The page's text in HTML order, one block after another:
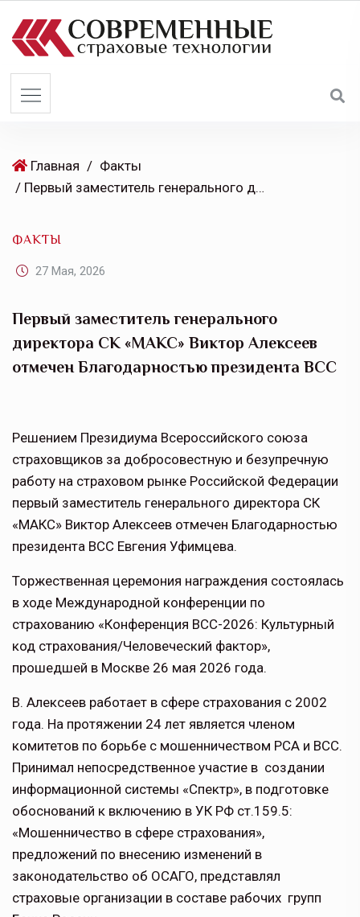
Главная / Факты
/ Первый заместитель генерального директора СК «МАКС» Виктор Алексеев отмечен Благодарностью президента ВСС
ФАКТЫ
27 Мая, 2026
Первый заместитель генерального
директора СК «МАКС» Виктор Алексеев
отмечен Благодарностью президента ВСС
Решением Президиума Всероссийского союза
страховщиков за добросовестную и безупречную
работу на страховом рынке Российской Федерации
первый заместитель генерального директора СК
«МАКС» Виктор Алексеев отмечен Благодарностью
президента ВСС Евгения Уфимцева.
Торжественная церемония награждения состоялась
в ходе Международной конференции по
страхованию «Конференция ВСС-2026: Культурный
код страхования/Человеческий фактор»,
прошедшей в Москве 26 мая 2026 года.
В. Алексеев работает в сфере страхования с 2002
года. На протяжении 24 лет является членом
комитетов по борьбе с мошенничеством РСА и ВСС.
Принимал непосредственное участие в создании
информационной системы «Спектр», в подготовке
обоснований к включению в УК РФ ст.159.5:
«Мошенничество в сфере страхования»,
предложений по внесению изменений в
законодательство об ОСАГО, представлял
страховые организации в составе рабочих групп